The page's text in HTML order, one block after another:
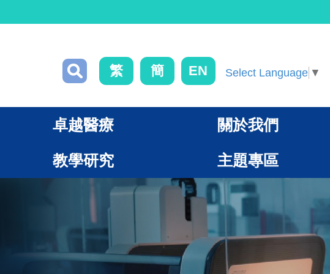
繁 簡 EN Select Language ▼
卓越醫療 關於我們
教學研究 主題專區